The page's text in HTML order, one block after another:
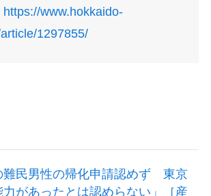
https://www.hokkaido-
1297855/
難民男性の帰化申請認めず 東京
があったとは認めらない」［産